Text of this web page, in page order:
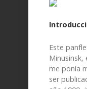
Este
Minusinsk,
me ponía
ser